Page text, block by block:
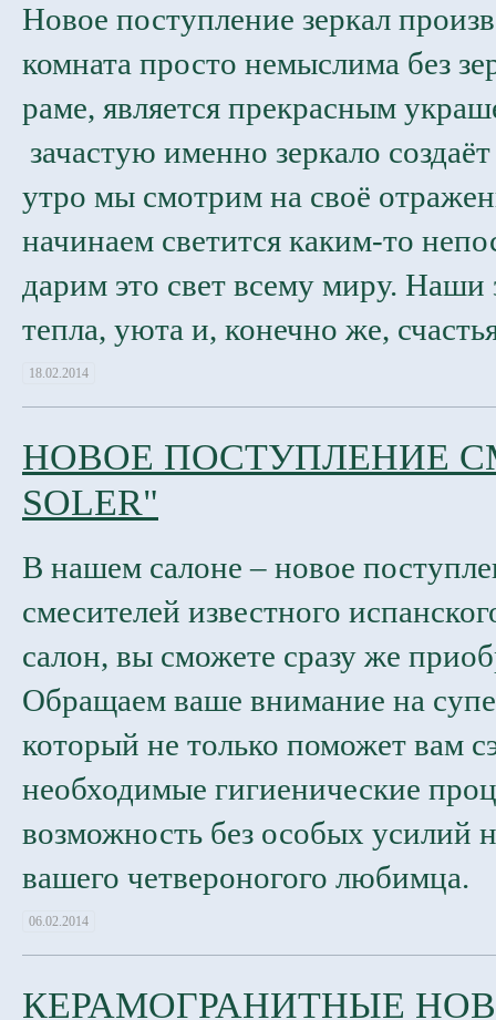
Новое поступление зеркал
комната просто немыслима без
раме, является прекрасным
зачастую именно зеркало
утро мы смотрим на своё
начинаем светится каким-то
дарим это свет всему миру.
тепла, уюта и, конечно же,
18.02.2014
НОВОЕ ПОСТУПЛЕНИЕ
SOLER"
В нашем салоне – новое
смесителей известного
салон, вы сможете сразу же
Обращаем ваше внимание на
который не только поможет вам
необходимые гигиенические
возможность без особых усилий
вашего четвероногого любимца.
06.02.2014
КЕРАМОГРАНИТНЫЕ